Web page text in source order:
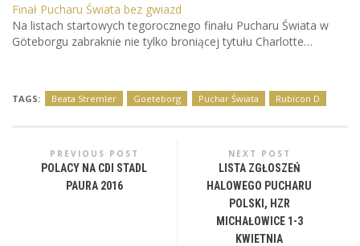
Finał Pucharu Świata bez gwiazd
Na listach startowych tegorocznego finału Pucharu Świata w
Göteborgu zabraknie nie tylko broniącej tytułu Charlotte…
TAGS: Beata Stremler Goeteborg Puchar Świata Rubicon D
PREVIOUS POST
POLACY NA CDI STADL
PAURA 2016
NEXT POST
LISTA ZGŁOSZEŃ
HALOWEGO PUCHARU
POLSKI, HZR
MICHAŁOWICE 1-3
KWIETNIA